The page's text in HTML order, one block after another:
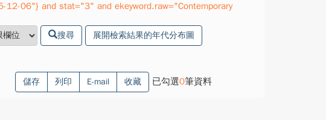
12-06"} and stat="3" and ekeyword.raw="Contemporary
搜尋 展開檢索結果的年代分布圖
儲存 列印 E-mail 收藏 已勾選0筆資料